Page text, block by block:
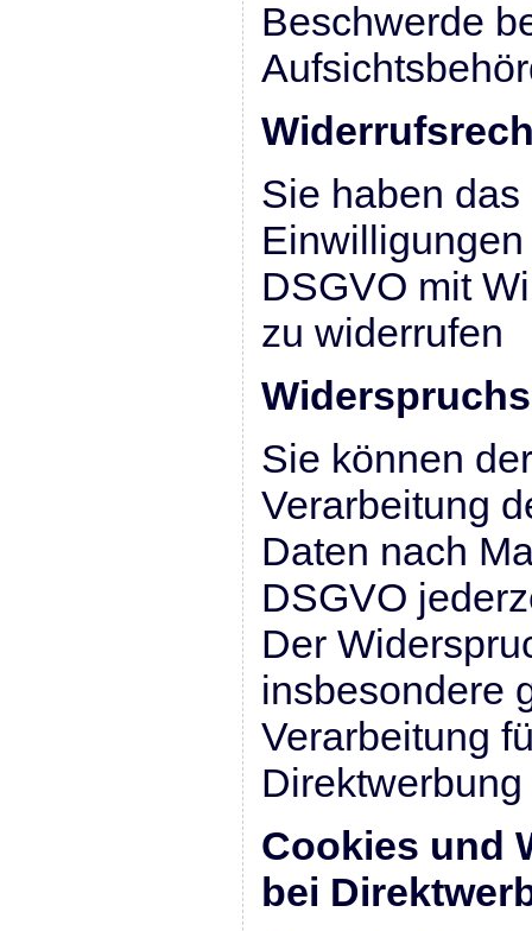
Beschwerde
Sie haben
DSGVO mit
zu widerrufen
Sie können
Verarbeitung
Daten nach
DSGVO
Der
insbesondere
Verarbeitung
Cookies und
bei